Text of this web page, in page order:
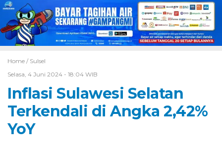
Home / Sulsel
Selasa, 4 Juni 2024 - 18:04 WIB
Inflasi Sulawesi Selatan
Terkendali di Angka 2,42%
YoY